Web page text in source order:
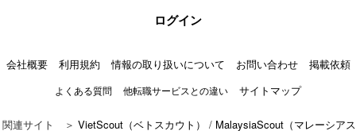
ログイン
会社概要 利用規約 情報の取り扱いについて お問い合わせ 掲載依頼
よくある質問 他転職サービスとの違い サイトマップ
関連サイト ＞ VietScout（ベトスカウト） / MalaysiaScout（マレーシアス